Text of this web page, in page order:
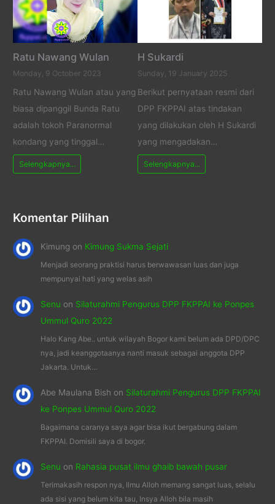
Ratu Nawang Wulan
Monday, 9 October 2023
Ratu Nawang Wulan atau yang
biasa dipanggil Bunda Ratu
adalah tokoh Paranormal
kondang yang tinggal…
Selengkapnya...
H Sukardi
Sunday, 19 January 2025
Berikut pernyataan resmi dari
DPP FKPPAI atas tindakan
yang dilakukan oleh H Sukardi
yang mengadakan…
Selengkapnya...
Komentar Pilihan
Kimung on Kimung Sukma Sejati
Menjadi seorang praktisi harus berwawasan luas dan juga
mempunyai hati yang welas asih
Senu on Silaturahmi Pengurus DPP FKPPAI ke Ponpes
Ummul Quro 2022
Halo Kang Abe.. untuk wilayah Bogor kami belum ada DPD/DPC
nya, jadi keanggotaanya nanti masuk sebagai anggota DPP
Jakarta. Untuk…
Abe Maulana Bish on Silaturahmi Pengurus DPP FKPPAI
ke Ponpes Ummul Quro 2022
Bagaimana caranya saya agar bisa ikut bergabung dalam
FKPPAI. Domisili saya di bogor.
Senu on Rahasia pusat ilmu ghaib bawah pusar
Terimakasih respon nya, Ilmu Alloh memang sangat luas, selalu
ada sisi yang belum kita tau, Insya Alloh bila masih